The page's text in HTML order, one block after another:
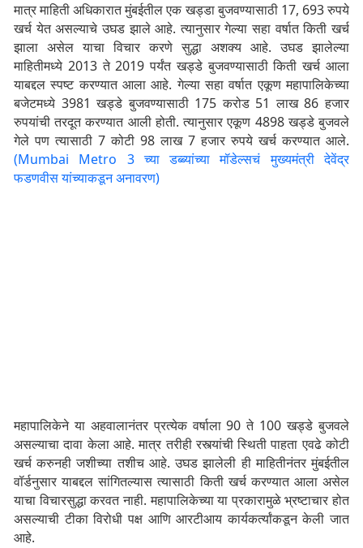
मात्र माहिती अधिकारात मुंबईतील एक खड्डा बुजवण्यासाठी 17, 693 रुपये
खर्च येत असल्याचे उघड झाले आहे. त्यानुसार गेल्या सहा वर्षात किती खर्च
झाला असेल याचा विचार करणे सुद्धा अशक्य आहे. उघड झालेल्या
माहितीमध्ये 2013 ते 2019 पर्यंत खड्डे बुजवण्यासाठी किती खर्च आला
याबद्दल स्पष्ट करण्यात आला आहे. गेल्या सहा वर्षात एकूण महापालिकेच्या
बजेटमध्ये 3981 खड्डे बुजवण्यासाठी 175 करोड 51 लाख 86 हजार
रुपयांची तरदूत करण्यात आली होती. त्यानुसार एकूण 4898 खड्डे बुजवले
गेले पण त्यासाठी 7 कोटी 98 लाख 7 हजार रुपये खर्च करण्यात आले.
(Mumbai Metro 3 च्या डब्ब्यांच्या मॉडेल्सचं मुख्यमंत्री देवेंद्र
फडणवीस यांच्याकडून अनावरण)
महापालिकेने या अहवालानंतर प्रत्येक वर्षाला 90 ते 100 खड्डे बुजवले
असल्याचा दावा केला आहे. मात्र तरीही रस्त्यांची स्थिती पाहता एवढे कोटी
खर्च करुनही जशीच्या तशीच आहे. उघड झालेली ही माहितीनंतर मुंबईतील
वॉर्डनुसार याबद्दल सांगितल्यास त्यासाठी किती खर्च करण्यात आला असेल
याचा विचारसुद्धा करवत नाही. महापालिकेच्या या प्रकारामुळे भ्रष्टाचार होत
असल्याची टीका विरोधी पक्ष आणि आरटीआय कार्यकर्त्यांकडून केली जात
आहे.